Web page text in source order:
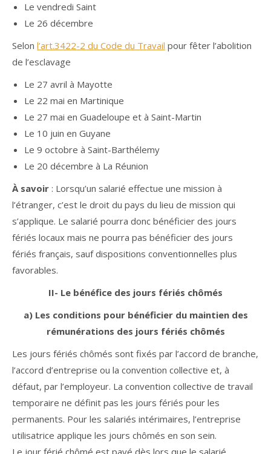
Le vendredi Saint
Le 26 décembre
Selon l’art.3422-2 du Code du Travail pour fêter l’abolition
de l’esclavage
Le 27 avril à Mayotte
Le 22 mai en Martinique
Le 27 mai en Guadeloupe et à Saint-Martin
Le 10 juin en Guyane
Le 9 octobre à Saint-Barthélemy
Le 20 décembre à La Réunion
À savoir : Lorsqu’un salarié effectue une mission à
l’étranger, c’est le droit du pays du lieu de mission qui
s’applique. Le salarié pourra donc bénéficier des jours
fériés locaux mais ne pourra pas bénéficier des jours
fériés français, sauf dispositions conventionnelles plus
favorables.
II- Le bénéfice des jours fériés chômés
a) Les conditions pour bénéficier du maintien des
rémunérations des jours fériés chômés
Les jours fériés chômés sont fixés par l’accord de branche,
l’accord d’entreprise ou la convention collective et, à
défaut, par l’employeur. La convention collective de travail
temporaire ne définit pas les jours fériés pour les
permanents. Pour les salariés intérimaires, l’entreprise
utilisatrice applique les jours chômés en son sein.
Le jour férié chômé est payé dès lors que le salarié